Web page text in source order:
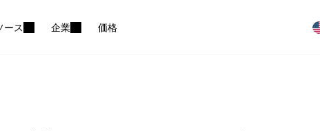
ース 企業 価格